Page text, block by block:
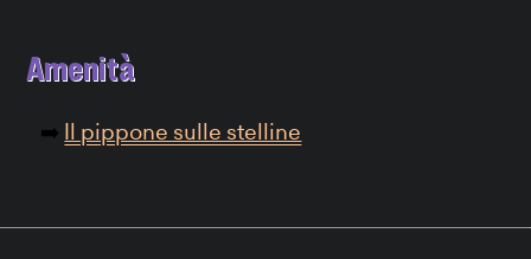
Amenità
Il pippone sulle stelline